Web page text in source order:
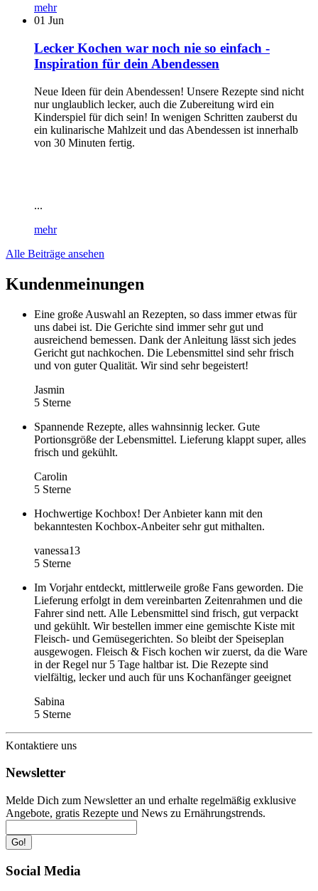
mehr
01 Jun
Lecker Kochen war noch nie so einfach -
Inspiration für dein Abendessen
Neue Ideen für dein Abendessen! Unsere Rezepte sind nicht
nur unglaublich lecker, auch die Zubereitung wird ein
Kinderspiel für dich sein! In wenigen Schritten zauberst du
ein kulinarische Mahlzeit und das Abendessen ist innerhalb
von 30 Minuten fertig.
...
mehr
Alle Beiträge ansehen
Kundenmeinungen
Eine große Auswahl an Rezepten, so dass immer etwas für
uns dabei ist. Die Gerichte sind immer sehr gut und
ausreichend bemessen. Dank der Anleitung lässt sich jedes
Gericht gut nachkochen. Die Lebensmittel sind sehr frisch
und von guter Qualität. Wir sind sehr begeistert!
Jasmin
5 Sterne
Spannende Rezepte, alles wahnsinnig lecker. Gute
Portionsgröße der Lebensmittel. Lieferung klappt super, alles
frisch und gekühlt.
Carolin
5 Sterne
Hochwertige Kochbox! Der Anbieter kann mit den
bekanntesten Kochbox-Anbeiter sehr gut mithalten.
vanessa13
5 Sterne
Im Vorjahr entdeckt, mittlerweile große Fans geworden. Die
Lieferung erfolgt in dem vereinbarten Zeitenrahmen und die
Fahrer sind nett. Alle Lebensmittel sind frisch, gut verpackt
und gekühlt. Wir bestellen immer eine gemischte Kiste mit
Fleisch- und Gemüsegerichten. So bleibt der Speiseplan
ausgewogen. Fleisch & Fisch kochen wir zuerst, da die Ware
in der Regel nur 5 Tage haltbar ist. Die Rezepte sind
vielfältig, lecker und auch für uns Kochanfänger geeignet
Sabina
5 Sterne
Kontaktiere uns
Newsletter
Melde Dich zum Newsletter an und erhalte regelmäßig exklusive
Angebote, gratis Rezepte und News zu Ernährungstrends.
Go!
Social Media